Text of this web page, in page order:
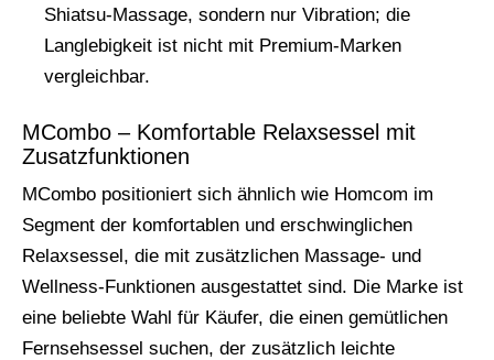
Shiatsu-Massage, sondern nur Vibration; die
Langlebigkeit ist nicht mit Premium-Marken
vergleichbar.
MCombo – Komfortable Relaxsessel mit
Zusatzfunktionen
MCombo positioniert sich ähnlich wie Homcom im
Segment der komfortablen und erschwinglichen
Relaxsessel, die mit zusätzlichen Massage- und
Wellness-Funktionen ausgestattet sind. Die Marke ist
eine beliebte Wahl für Käufer, die einen gemütlichen
Fernsehsessel suchen, der zusätzlich leichte